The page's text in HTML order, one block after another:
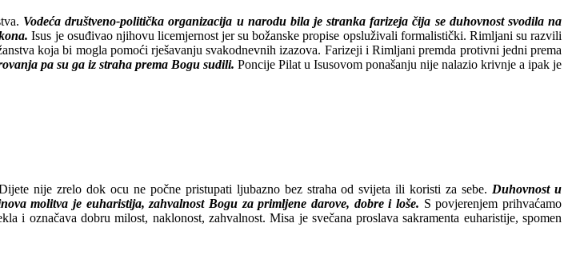
Vodeća društveno-politička organizacija u narodu bila je stranka farizeja čija se duhovnost svodila na
Isus je osuđivao njihovu licemjernost jer su božanske propise opsluživali formalistički. Rimljani su razvili
koja bi mogla pomoći rješavanju svakodnevnih izazova. Farizeji i Rimljani premda protivni jedni prema
pa su ga iz straha prema Bogu sudili. Poncije Pilat u Isusovom ponašanju nije nalazio krivnje a ipak je
nije zrelo dok ocu ne počne pristupati ljubazno bez straha od svijeta ili koristi za sebe. Duhovnost u
molitva je euharistija, zahvalnost Bogu za primljene darove, dobre i loše. S povjerenjem prihvaćamo
i označava dobru milost, naklonost, zahvalnost. Misa je svečana proslava sakramenta euharistije, spomen